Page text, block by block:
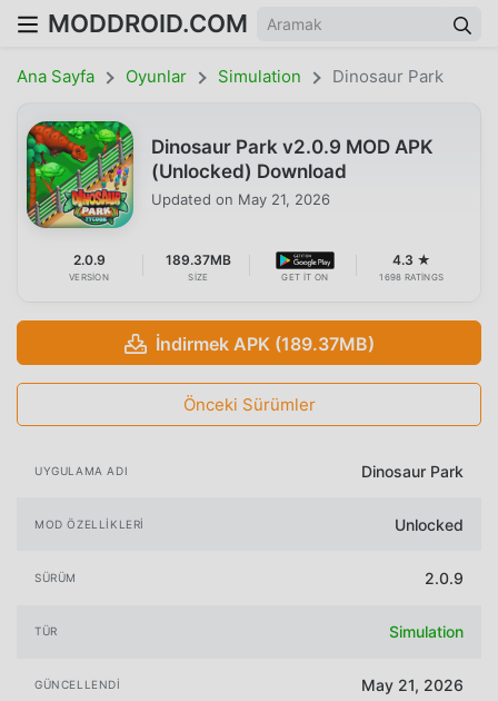
MODDROID.COM
Ana Sayfa Oyunlar Simulation Dinosaur Park
Dinosaur Park v2.0.9 MOD APK
(Unlocked) Download
Updated on May 21, 2026
2.0.9
VERSION
189.37MB
SIZE GET IT ON
4.3 ★
1698 RATINGS
İndirmek APK (189.37MB)
Önceki Sürümler
UYGULAMA ADI Dinosaur Park
MOD ÖZELLIKLERI Unlocked
SÜRÜM 2.0.9
TÜR Simulation
GÜNCELLENDI May 21, 2026